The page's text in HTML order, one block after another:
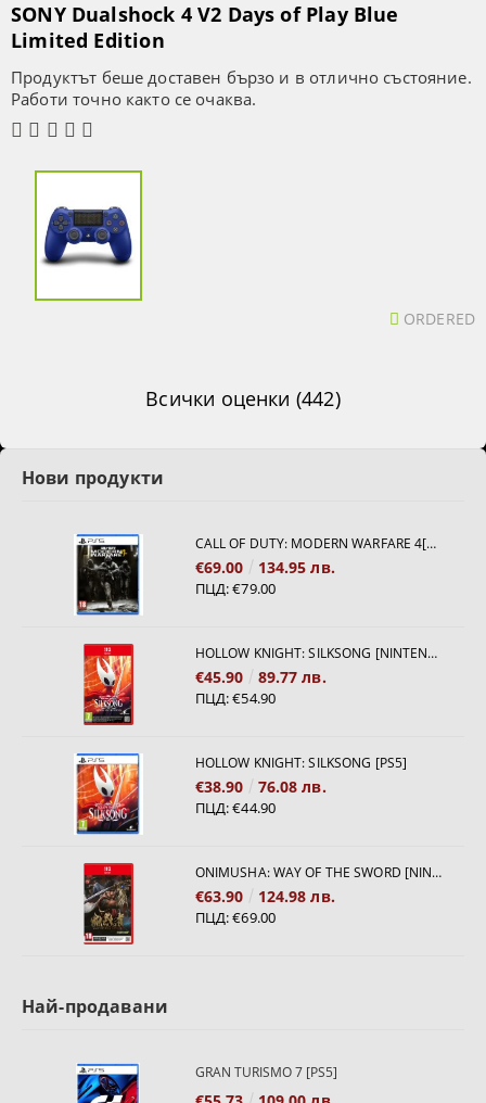
SONY Dualshock 4 V2 Days of Play Blue
Limited Edition
Продуктът беше доставен бързо и в отлично състояние.
Работи точно както се очаква.
ORDERED
Всички оценки (442)
Нови продукти
CALL OF DUTY: MODERN WARFARE 4[PS5]
€69.00 134.95 лв.
ПЦД:€79.00
HOLLOW KNIGHT: SILKSONG [NINTENDO SWITCH 2]
€45.90 89.77 лв.
ПЦД:€54.90
HOLLOW KNIGHT: SILKSONG [PS5]
€38.90 76.08 лв.
ПЦД:€44.90
ONIMUSHA: WAY OF THE SWORD [NINTENDO SWITCH 2]
€63.90 124.98 лв.
ПЦД:€69.00
Най-продавани
GRAN TURISMO 7 [PS5]